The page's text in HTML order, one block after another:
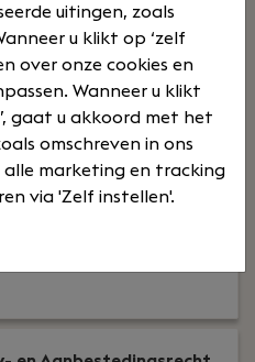
advocaat met een
Zoek je een rol
krijgt binnen
je graag in een
Dan is deze functie
uitingen, zoals
u klikt op ‘zelf
over onze cookies en
Wanneer u klikt
gaat u akkoord met het
omschreven in ons
alle marketing en tracking
via 'Zelf instellen'.